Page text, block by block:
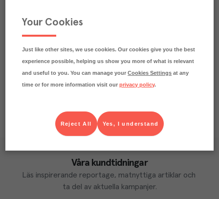
Varje kilo av varan påverkar klimatet motsvarande
utsläppen av 0.1 kg koldioxid.
Läs mer om hur vi beräknar klimatavtryck
Våra kundtidningar
Läs inspirerande reportage, matnyttiga artiklar och
ta del av aktuella kampanjer.
Your Cookies
Just like other sites, we use cookies. Our cookies give you the best
experience possible, helping us show you more of what is relevant
and useful to you. You can manage yourCookies Settings at any
time or for more information visit ourprivacy policy.
Yes, I understand
Reject All